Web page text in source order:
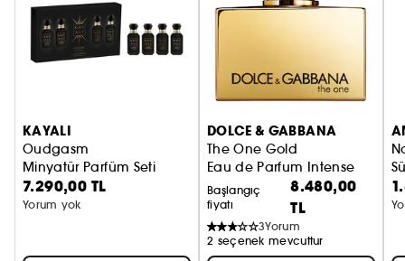
KAYALI
Oudgasm
Minyatür Parfüm Seti
7.290,00 TL
Yorum yok
DOLCE & GABBANA
The One Gold
Eau de Parfum Intense
Başlangıç
fiyatı
8.480,00
TL
3Yorum
2 seçenek mevcuttur